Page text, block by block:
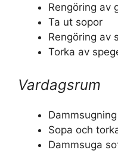
Rengöring av
Ta ut sopor
Rengöring av
Torka av
Vardagsrum
Dammsugning
Sopa och
Dammsuga